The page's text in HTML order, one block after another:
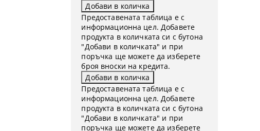
Предоставената таблица е с
информационна цел. Добавете
продукта в количката си с бутона
"Добави в количката" и при
поръчка ще можете да изберете
броя вноски на кредита.
Предоставената таблица е с
информационна цел. Добавете
продукта в количката си с бутона
"Добави в количката" и при
поръчка ще можете да изберете